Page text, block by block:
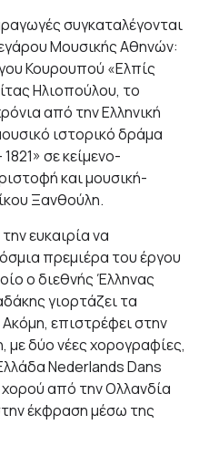
συγκαταλέγονται
Μουσικής Αθηνών:
Κουρουπού «Ελπίς
Ηλιοπούλου, το
από την Ελληνική
ιστορικό δράμα
σε κείμενο-
και μουσική-
Ξανθούλη.
ευκαιρία να
πρεμιέρα του έργου
ο διεθνής Έλληνας
γιορτάζει τα
επιστρέφει στην
δύο νέες χορογραφίες,
Νederlands Dans
από την Ολλανδία
έκφραση μέσω της